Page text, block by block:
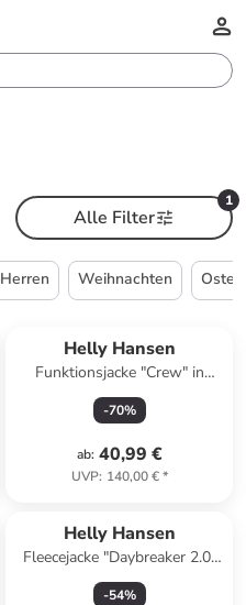
1
Alle Filter
Herren Weihnachten
Helly Hansen
Funktionsjacke "Crew" in
Dunkelblau
-70%
ab: 40,99 €
UVP: 140,00 €*
Helly Hansen
Fleecejacke "Daybreaker 2.0"
in Türkis
-54%